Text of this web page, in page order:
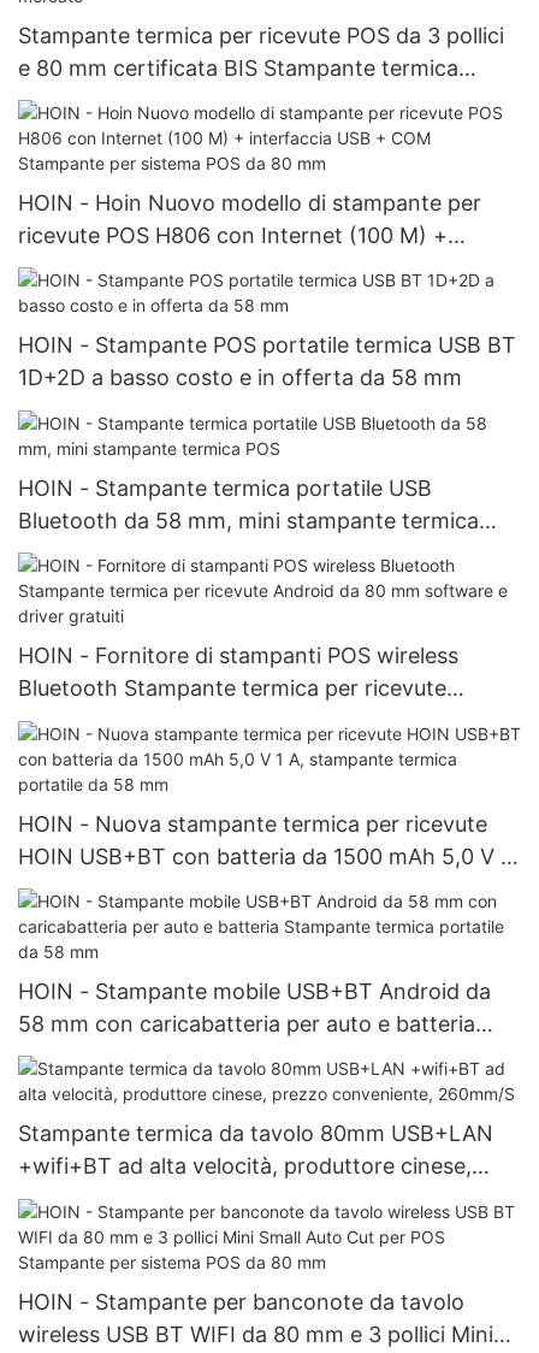
Stampante termica per ricevute POS da 3 pollici
e 80 mm certificata BIS Stampante termica
desktop da 80 mm sul mercato
HOIN - Hoin Nuovo modello di stampante per
ricevute POS H806 con Internet (100 M) +
interfaccia USB + COM Stampante per sistema
POS da 80 mm
HOIN - Stampante POS portatile termica USB BT
1D+2D a basso costo e in offerta da 58 mm
HOIN - Stampante termica portatile USB
Bluetooth da 58 mm, mini stampante termica
POS
HOIN - Fornitore di stampanti POS wireless
Bluetooth Stampante termica per ricevute
Android da 80 mm software e driver gratuiti
HOIN - Nuova stampante termica per ricevute
HOIN USB+BT con batteria da 1500 mAh 5,0 V 1
A, stampante termica portatile da 58 mm
HOIN - Stampante mobile USB+BT Android da
58 mm con caricabatteria per auto e batteria
Stampante termica portatile da 58 mm
Stampante termica da tavolo 80mm USB+LAN
+wifi+BT ad alta velocità, produttore cinese,
prezzo conveniente, 260mm/S
HOIN - Stampante per banconote da tavolo
wireless USB BT WIFI da 80 mm e 3 pollici Mini